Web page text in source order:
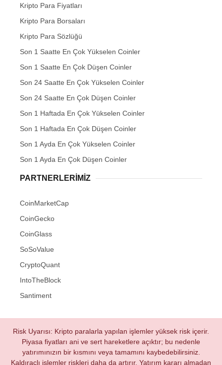
Kripto Para Fiyatları
Kripto Para Borsaları
Kripto Para Sözlüğü
Son 1 Saatte En Çok Yükselen Coinler
Son 1 Saatte En Çok Düşen Coinler
Son 24 Saatte En Çok Yükselen Coinler
Son 24 Saatte En Çok Düşen Coinler
Son 1 Haftada En Çok Yükselen Coinler
Son 1 Haftada En Çok Düşen Coinler
Son 1 Ayda En Çok Yükselen Coinler
Son 1 Ayda En Çok Düşen Coinler
PARTNERLERIMIZ
CoinMarketCap
CoinGecko
CoinGlass
SoSoValue
CryptoQuant
IntoTheBlock
Santiment
Risk Uyarısı: Kripto paralarla yapılan işlemler yüksek risk içerir.
Piyasa fiyatları ani ve sert hareketlere açıktır; bu nedenle
yatırımınızın bir kısmını veya tamamını kaybedebilirsiniz.
Kaldıraçlı işlemler riskleri daha da artırır. Yatırım kararı almadan